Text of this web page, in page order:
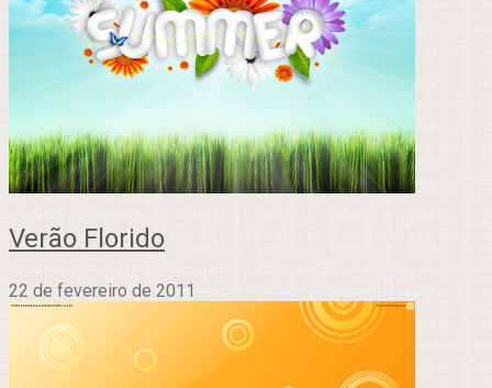
Verão Florido
22 de fevereiro de 2011